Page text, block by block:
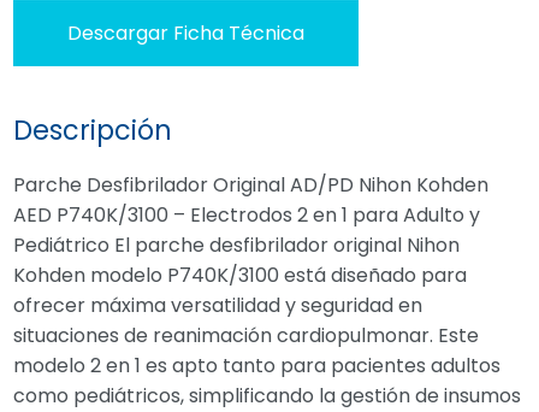
favoritos
Descargar Ficha Técnica
Descripción
Parche Desfibrilador Original AD/PD Nihon Kohden
AED P740K/3100 – Electrodos 2 en 1 para Adulto y
Pediátrico El parche desfibrilador original Nihon
Kohden modelo P740K/3100 está diseñado para
ofrecer máxima versatilidad y seguridad en
situaciones de reanimación cardiopulmonar. Este
modelo 2 en 1 es apto tanto para pacientes adultos
como pediátricos, simplificando la gestión de insumos